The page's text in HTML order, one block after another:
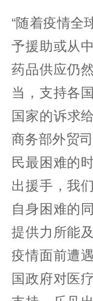
“随着疫情全
予援助或从
药品供应仍
当，支持各
国家的诉求
商务部外贸
民最困难的
出援手，我
自身困难的
提供力所能
疫情面前遭
国政府对医